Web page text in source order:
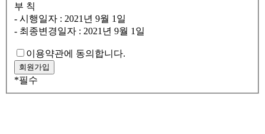
부 칙
- 시행일자 : 2021년 9월 1일
- 최종변경일자 : 2021년 9월 1일
이용약관에 동의합니다.
*필수